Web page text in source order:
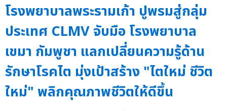
โรงพยาบาลพระรามเก้า ปูพรมสู่กลุ่ม
ประเทศ CLMV จับมือ โรงพยาบาล
เขมา กัมพูชา แลกเปลี่ยนความรู้ด้าน
รักษาโรคไต มุ่งเป้าสร้าง "ไตใหม่ ชีวิต
ใหม่" พลิกคุณภาพชีวิตให้ดีขึ้น